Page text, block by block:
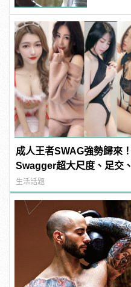
成人王者SWAG強勢歸來
Swagger超大尺度、足交
紅海鮮通通有，親自教你人
結！ | manfashion這樣變
生活話題